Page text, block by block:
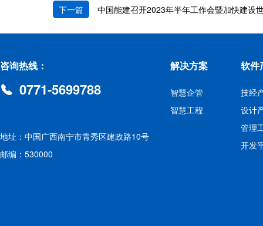
下一篇 中国能建召开2023年半年工作会暨加快建设
咨询热线：
0771-5699788
地址：中国广西南宁市青秀区建政路10号
邮编：530000
软件
技经
设计
管理
开发
解决方案
智慧企管
智慧工程